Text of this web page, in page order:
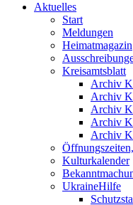
Aktuelles
Start
Meldungen
Heimatmagazin
Kreisamtsblatt
Archiv
Archiv
Archiv
Archiv
Archiv
Kulturkalender
UkraineHilfe